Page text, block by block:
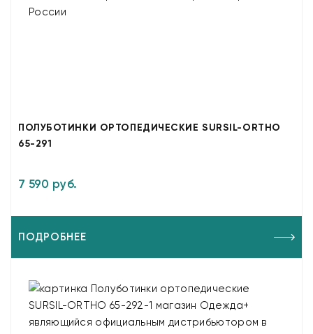
ПОЛУБОТИНКИ ОРТОПЕДИЧЕСКИЕ SURSIL-ORTHO
65-291
7 590 руб.
ПОДРОБНЕЕ